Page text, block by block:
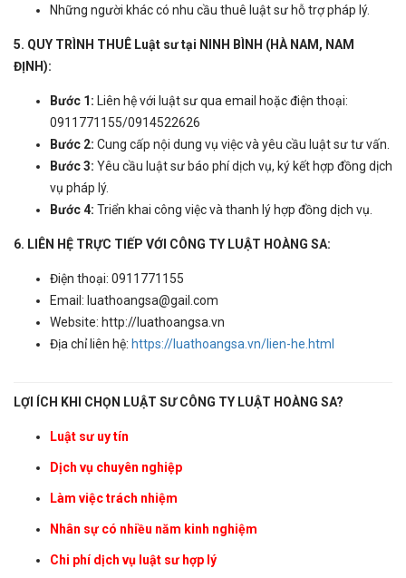
Những người khác có nhu cầu thuê luật sư hỗ trợ pháp lý.
5. QUY TRÌNH THUÊ Luật sư tại NINH BÌNH (HÀ NAM, NAM
ĐỊNH):
Bước 1: Liên hệ với luật sư qua email hoặc điện thoại:
0911771155/0914522626
Bước 2: Cung cấp nội dung vụ việc và yêu cầu luật sư tư vấn.
Bước 3: Yêu cầu luật sư báo phí dịch vụ, ký kết hợp đồng dịch
vụ pháp lý.
Bước 4: Triển khai công việc và thanh lý hợp đồng dịch vụ.
6. LIÊN HỆ TRỰC TIẾP VỚI CÔNG TY LUẬT HOÀNG SA:
Điện thoại: 0911771155
Email: luathoangsa@gail.com
Website: http://luathoangsa.vn
Địa chỉ liên hệ: https://luathoangsa.vn/lien-he.html
LỢI ÍCH KHI CHỌN LUẬT SƯ CÔNG TY LUẬT HOÀNG SA?
Luật sư uy tín
Dịch vụ chuyên nghiệp
Làm việc trách nhiệm
Nhân sự có nhiều năm kinh nghiệm
Chi phí dịch vụ luật sư hợp lý